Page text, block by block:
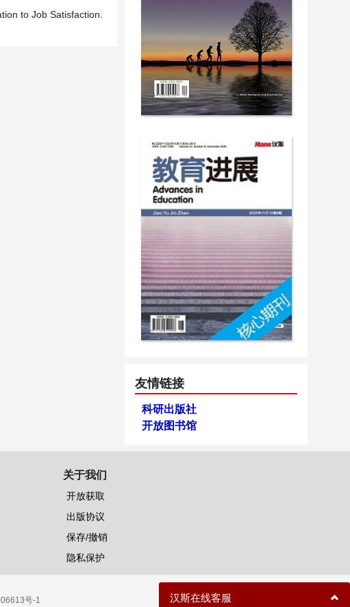
to Job Satisfaction.
友情链接
科研出版社
开放图书馆
关于我们
开放获取
出版协议
保存/撤销
隐私保护
号-1